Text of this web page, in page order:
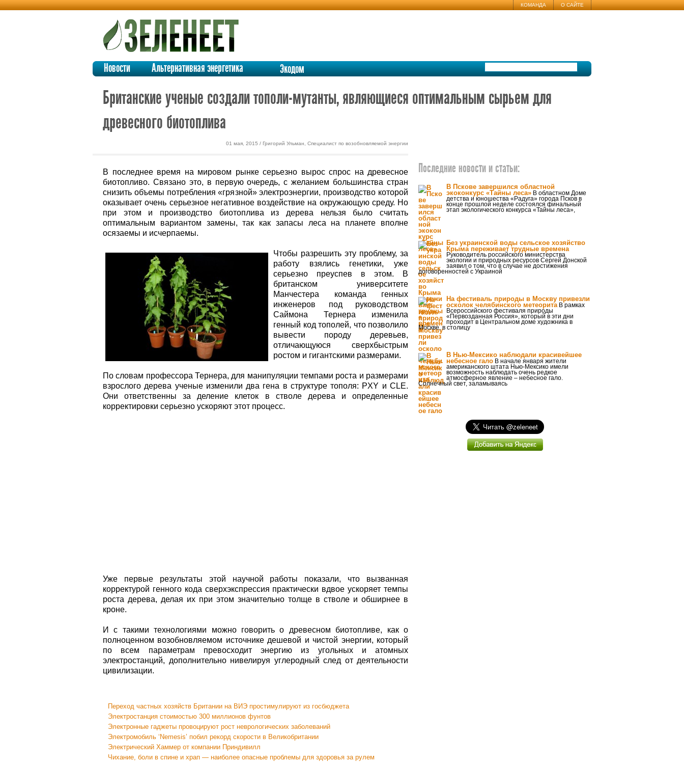
КОМАНДА О САЙТЕ
Новости Альтернативная энергетика Экодом
Британские ученые создали тополи-мутанты, являющиеся оптимальным сырьем для
древесного биотоплива
01 мая, 2015 / Григорий Ульман, Специалист по возобновляемой энергии
В последнее время на мировом рынке серьезно вырос спрос на древесное
биотопливо. Связано это, в первую очередь, с желанием большинства стран
снизить объемы потребления «грязной» электроэнергии, производство которой
оказывает очень серьезное негативное воздействие на окружающую среду. Но
при этом и производство биотоплива из дерева нельзя было считать
оптимальным вариантом замены, так как запасы леса на планете вполне
осязаемы и исчерпаемы.
Чтобы разрешить эту проблему, за
работу взялись генетики, уже
серьезно преуспев в этом. В
британском университете
Манчестера команда генных
инженеров под руководством
Саймона Тернера изменила
генный код тополей, что позволило
вывести породу деревьев,
отличающуюся сверхбыстрым
ростом и гигантскими размерами.
По словам профессора Тернера, для манипуляции темпами роста и размерами
взрослого дерева ученые изменили два гена в структуре тополя: PXY и CLE.
Они ответственны за деление клеток в стволе дерева и определенные
корректировки серьезно ускоряют этот процесс.
Уже первые результаты этой научной работы показали, что вызванная
корректурой генного кода сверхэкспрессия практически вдвое ускоряет темпы
роста дерева, делая их при этом значительно толще в стволе и обширнее в
кроне.
И с такими технологиями можно говорить о древесном биотопливе, как о
полноценном возобновляемом источнике дешевой и чистой энергии, который
по всем параметрам превосходит энергию из угольных и атомных
электростанций, дополнительно нивелируя углеродный след от деятельности
цивилизации.
Переход частных хозяйств Британии на ВИЭ простимулируют из госбюджета
Электростанция стоимостью 300 миллионов фунтов
Электронные гаджеты провоцируют рост неврологических заболеваний
Электромобиль ‘Nemesis’ побил рекорд скорости в Великобритании
Электрический Хаммер от компании Приндивилл
Чихание, боли в спине и храп — наиболее опасные проблемы для здоровья за рулем
Последние новости и статьи:
В Пскове завершился областной
экоконкурс «Тайны леса» В областном Доме
детства и юношества «Радуга» города Псков в
конце прошлой неделе состоялся финальный
этап экологического конкурса «Тайны леса»,
Без украинской воды сельское хозяйство
Крыма переживает трудные времена
Руководитель российского министерства
экологии и природных ресурсов Сергей Донской
заявил о том, что в случае не достижения
договоренностей с Украиной
На фестиваль природы в Москву привезли
осколок челябинского метеоритаВ рамках
Всероссийского фестиваля природы
«Первозданная Россия», который в эти дни
проходит в Центральном доме художника в
Москве, в столицу
В Нью-Мексико наблюдали красивейшее
небесное гало В начале января жители
американского штата Нью-Мексико имели
возможность наблюдать очень редкое
атмосферное явление – небесное гало.
Солнечный свет, заламываясь